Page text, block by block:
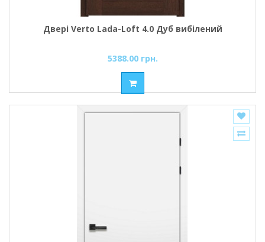
Двері Verto Lada-Loft 4.0 Дуб вибілений
5388.00 грн.